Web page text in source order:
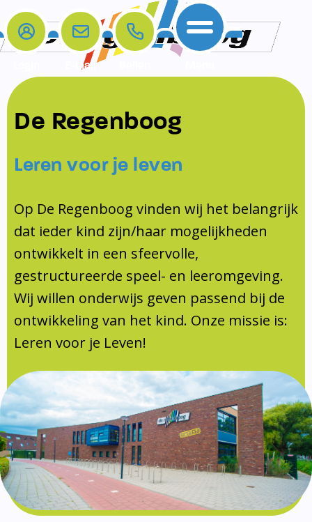
Home
De school
Opleiding en Stage
KomKids
Schoolvakanties
Ouderraad
Medezeggenschapsraad
Documentatie
Formulieren
SIKO
Ouders
Ouders
Contact
Contact
Contact
Samenwerkingen
Samenwerkingen
Schoollogopedist
E-mail
De Regenboog
Leren voor je leven
Op De Regenboog vinden wij het belangrijk
dat ieder kind zijn/haar mogelijkheden
ontwikkelt in een sfeervolle,
gestructureerde speel- en leeromgeving.
Wij willen onderwijs geven passend bij de
ontwikkeling van het kind. Onze missie is:
Leren voor je Leven!